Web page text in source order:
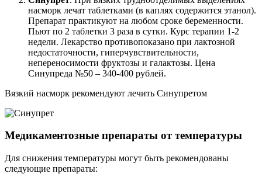
насморк лечат таблетками (в каплях содержится этанол).
Препарат практикуют на любом сроке беременности.
Пьют по 2 таблетки 3 раза в сутки. Курс терапии 1-2
недели. Лекарство противопоказано при лактозной
недостаточности, гиперчувствительности,
непереносимости фруктозы и галактозы. Цена
Синупреда №50 – 340-400 рублей.
Вязкий насморк рекомендуют лечить Синупретом
Медикаментозные препараты от температуры
Для снижения температуры могут быть рекомендованы
следующие препараты: